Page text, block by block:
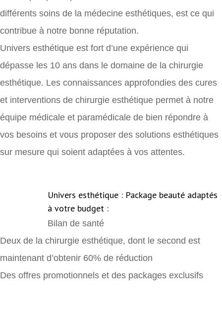
différents soins de la médecine esthétiques, est ce qui
contribue à notre bonne réputation.
Univers esthétique est fort d’une expérience qui
dépasse les 10 ans dans le domaine de la chirurgie
esthétique. Les connaissances approfondies des cures
et interventions de chirurgie esthétique permet à notre
équipe médicale et paramédicale de bien répondre à
vos besoins et vous proposer des solutions esthétiques
sur mesure qui soient adaptées à vos attentes.
Univers esthétique : Package beauté adaptés
à votre budget :
Bilan de santé
Deux de la chirurgie esthétique, dont le second est
maintenant d’obtenir 60% de réduction
Des offres promotionnels et des packages exclusifs